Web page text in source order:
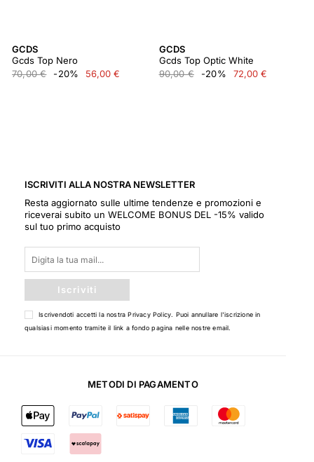
GCDS
Gcds Top Nero
70,00 €
-20% 56,00 €
GCDS
Gcds Top Optic White
90,00 €
-20% 72,00 €
ISCRIVITI ALLA NOSTRA NEWSLETTER
Resta aggiornato sulle ultime tendenze e promozioni e
riceverai subito un WELCOME BONUS DEL -15% valido
sul tuo primo acquisto
Iscriviti
Iscrivendoti accetti la nostraPrivacy Policy . Puoi annullare l'iscrizione in
qualsiasi momento tramite il link a fondo pagina nelle nostre email.
METODI DI PAGAMENTO